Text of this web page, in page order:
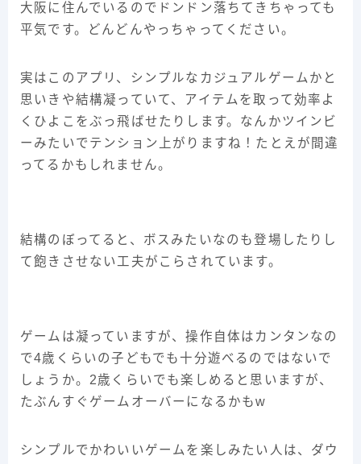
大阪に住んでいるのでドンドン落ちてきちゃっても
平気です。どんどんやっちゃってください。
実はこのアプリ、シンプルなカジュアルゲームかと
思いきや結構凝っていて、アイテムを取って効率よ
くひよこをぶっ飛ばせたりします。なんかツインビ
ーみたいでテンション上がりますね！たとえが間違
ってるかもしれません。
結構のぼってると、ボスみたいなのも登場したりし
て飽きさせない工夫がこらされています。
ゲームは凝っていますが、操作自体はカンタンなの
で4歳くらいの子どもでも十分遊べるのではないで
しょうか。2歳くらいでも楽しめると思いますが、
たぶんすぐゲームオーバーになるかもw
シンプルでかわいいゲームを楽しみたい人は、ダウ